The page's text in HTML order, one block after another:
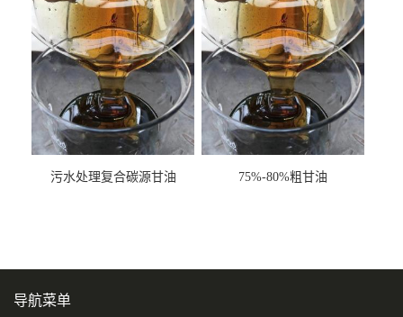
污水处理复合碳源甘油
75%-80%粗甘油
导航菜单